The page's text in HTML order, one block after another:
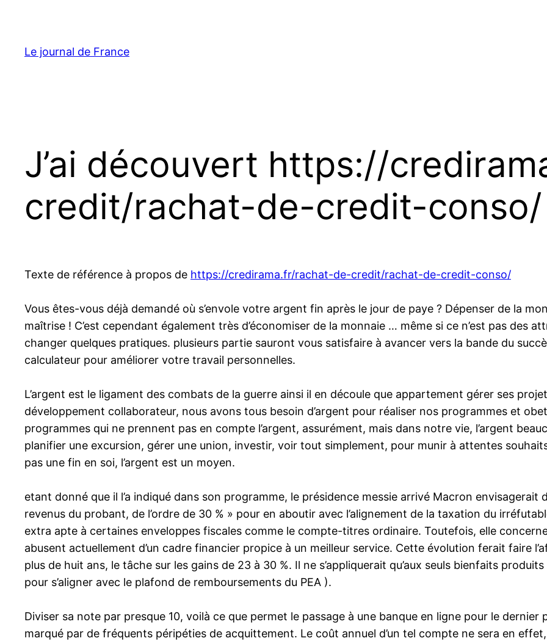
contenu
Le journal de France
J’ai découvert https://
credit/rachat-de-credit-conso/
Texte de référence à propos de https://credirama.fr/rachat-de-credit/rachat-de-credit-conso/
Vous êtes-vous déjà demandé où s’envole votre argent fin après le jour de paye ? Dépenser de la
maîtrise ! C’est cependant également très d’économiser de la monnaie … même si ce n’est pas des
changer quelques pratiques. plusieurs partie sauront vous satisfaire à avancer vers la bande du
calculateur pour améliorer votre travail personnelles.
L’argent est le ligament des combats de la guerre ainsi il en découle que appartement gérer ses
développement collaborateur, nous avons tous besoin d’argent pour réaliser nos programmes et
programmes qui ne prennent pas en compte l’argent, assurément, mais dans notre vie, l’argent
planifier une excursion, gérer une union, investir, voir tout simplement, pour munir à attentes souhaits
pas une fin en soi, l’argent est un moyen.
etant donné que il l’a indiqué dans son programme, le présidence messie arrivé Macron
revenus du probant, de l’ordre de 30 % » pour en aboutir avec l’alignement de la taxation du
extra apte à certaines enveloppes fiscales comme le compte-titres ordinaire. Toutefois, elle
abusent actuellement d’un cadre financier propice à un meilleur service. Cette évolution ferait faire
plus de huit ans, le tâche sur les gains de 23 à 30 %. Il ne s’appliquerait qu’aux seuls bienfaits
pour s’aligner avec le plafond de remboursements du PEA ).
Diviser sa note par presque 10, voilà ce que permet le passage à une banque en ligne pour le
marqué par de fréquents péripéties de acquittement. Le coût annuel d’un tel compte ne sera en